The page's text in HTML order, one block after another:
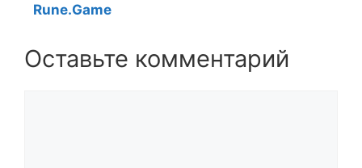
Rune.Game
Оставьте комментарий